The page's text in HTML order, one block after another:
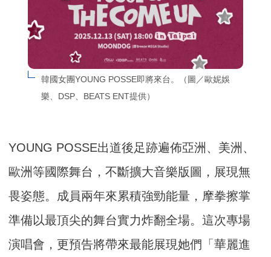
韓國女團YOUNG POSSE即將來台。（圖／歐妮娛
樂、DSP、BEATS ENT提供）
YOUNG POSSE出道後足跡遍佈亞洲、美洲、
歐洲等國際舞台，不斷擴大音樂版圖，展現無
畏姿態。成員兩年來累積強勁能量，摩拳擦掌
準備以最頂尖的舞台實力炸翻全場。這次專場
演唱會，更預告將帶來最能展現她們「華麗進